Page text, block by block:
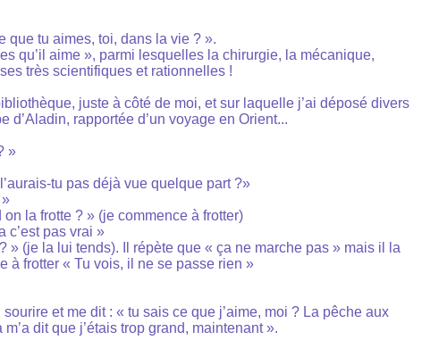
que tu aimes, toi, dans la vie ? ».
qu’il aime », parmi lesquelles la chirurgie, la mécanique,
très scientifiques et rationnelles !
juste à côté de moi, et sur laquelle j’ai déposé divers
d’Aladin, rapportée d’un voyage en Orient...
»
tu pas déjà vue quelque part ?»
la frotte ? » (je commence à frotter)
c’est pas vrai »
» (je la lui tends). Il répète que « ça ne marche pas » mais il la
à frotter « Tu vois, il ne se passe rien »
sourire et me dit : « tu sais ce que j’aime, moi ? La pêche aux
dit que j’étais trop grand, maintenant ».